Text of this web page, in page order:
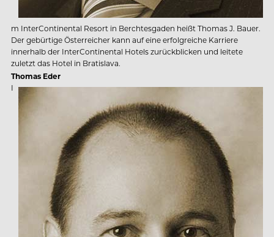
m InterContinental Resort in Berchtesgaden heißt Thomas J. Bauer.
Der gebürtige Österreicher kann auf eine erfolgreiche Karriere
innerhalb der InterContinental Hotels zurückblicken und leitete
zuletzt das Hotel in Bratislava.
Thomas Eder
I